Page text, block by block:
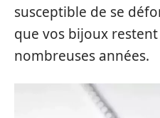
susceptible de se
que vos bijoux
nombreuses années.